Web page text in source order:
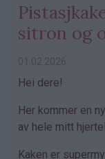
sitron og
01.02.2026
Hei dere!
Her kommer en
av hele mitt hjerte!
Kaken er